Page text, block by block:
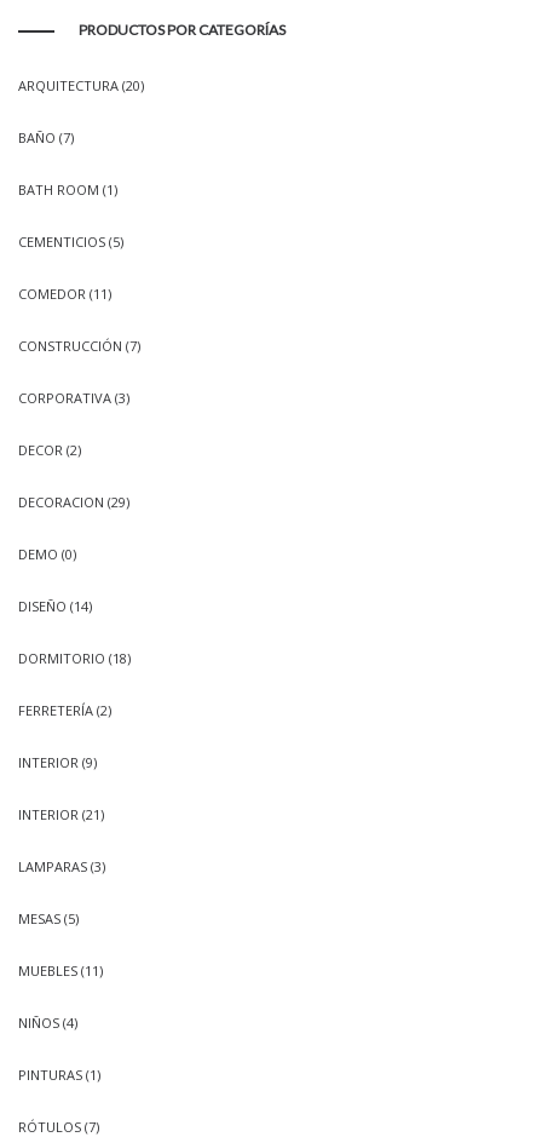
PRODUCTOS POR CATEGORÍAS
ARQUITECTURA (20)
BAÑO (7)
BATH ROOM (1)
CEMENTICIOS (5)
COMEDOR (11)
CONSTRUCCIÓN (7)
CORPORATIVA (3)
DECOR (2)
DECORACION (29)
DEMO (0)
DISEÑO (14)
DORMITORIO (18)
FERRETERÍA (2)
INTERIOR (9)
INTERIOR (21)
LAMPARAS (3)
MESAS (5)
MUEBLES (11)
NIÑOS (4)
PINTURAS (1)
RÓTULOS (7)